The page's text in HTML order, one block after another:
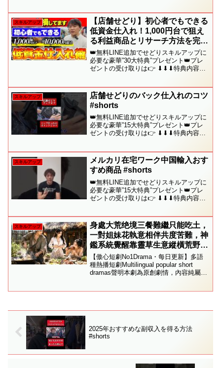
いから」、「現在の仕事での将来的な収
入に不安があるから」、「生...
スキルアップ
【店舗せどり】初心者でもできる
低資金仕入れ！1,000円台で狙え
る利益商品とリサーチ方法を完全
公開！
👑無料LINE追加でせどりスキルアップに
必要な豪華”30大特典”プレゼント👑プレ
ゼントの受け取りは👉 ⬇︎⬇︎⬇︎特典内容の
けるの？」「月10万円を目指すには？...
スキルアップ
店舗せどりのバック仕入れのコツ
#shorts
👑無料LINE追加でせどりスキルアップに
必要な豪華”15大特典”プレゼント👑プレ
ゼントの受け取りは👉 ⬇︎⬇︎⬇︎特典内容の
達成した方法〜✅［2］メルカリ在...
スキルアップ
メルカリ在宅ワーク中国輸入おす
すめ商品 #shorts
👑無料LINE追加でせどりスキルアップに
必要な豪華”15大特典”プレゼント👑プレ
ゼントの受け取りは👉 ⬇︎⬇︎⬇︎特典内容の
達成した方法〜✅［2］メルカリ在...
スキルアップ
身處大荒绝境三餐難繼只能吃土，
一對姐妹花執意相伴共度苦難，神
鑑系統覺醒靠靈草生意縱橫荒野致
富！#短劇 #drama #逆襲
【傲心短劇No1Drama・每日更新】多語
種熱播短劇Multilingual popular short
dramas聲明本劇為原創劇情，內容純屬虛
2025年おすすめな副収入を得る方法
#shorts